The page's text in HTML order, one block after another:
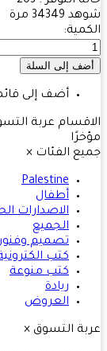
34349 مرة
أضف إلى قائمة
عربة التسوق
الفئات ×
Palestine
أطفال
الاصدارات
الجميع
تصميم وفنون
كتب الكترونية
كتب منوعة
ريادة
العروض
التسوق ×